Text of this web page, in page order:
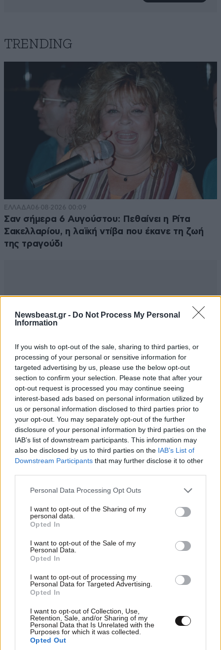
Newsbeast.gr - Do Not Process My Personal
Information
If you wish to opt-out of the sale, sharing to third parties, or
processing of your personal or sensitive information for
targeted advertising by us, please use the below opt-out
section to confirm your selection. Please note that after your
opt-out request is processed you may continue seeing
interest-based ads based on personal information utilized by
us or personal information disclosed to third parties prior to
your opt-out. You may separately opt-out of the further
disclosure of your personal information by third parties on the
IAB’s list of downstream participants. This information may
also be disclosed by us to third parties on the IAB’s List of
Downstream Participants that may further disclose it to other
Please note that this website/app uses one or more Google
not limited to your visit or usage behaviour. You may click to
grant or deny consent to Google and its third-party tags to
use your data for below specified purposes in below Google
consent section.
Personal Data Processing Opt Outs
I want to opt-out of the Sharing of my
personal data.
Opted In
I want to opt-out of the Sale of my
Personal Data.
Opted In
I want to opt-out of processing my
Personal Data for Targeted Advertising.
Opted In
I want to opt-out of Collection, Use,
Retention, Sale, and/or Sharing of my
Personal Data that Is Unrelated with the
Purposes for which it was collected.
Opted Out
TRENDING
ΕΛΛΑΔΑ06·08·2026 00:09
Σαν σήμερα 6 Αυγούστου: Πεθαίνει η Ρίτα
Σακελλαρίου, η λαϊκή ντίβα που έκανε τη ζωή
της τραγούδι